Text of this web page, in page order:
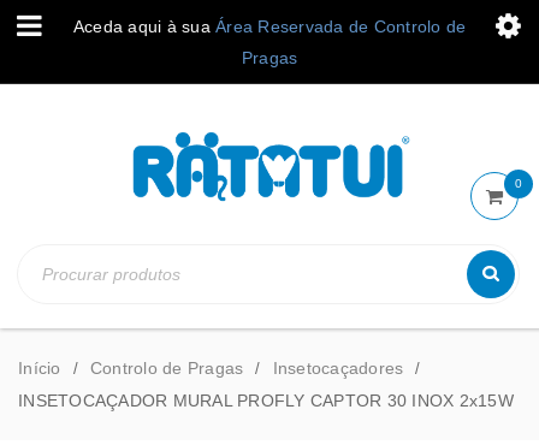
Aceda aqui à sua Área Reservada de Controlo de
Pragas
0
Início / Controlo de Pragas / Insetocaçadores /
INSETOCAÇADOR MURAL PROFLY CAPTOR 30 INOX 2x15W